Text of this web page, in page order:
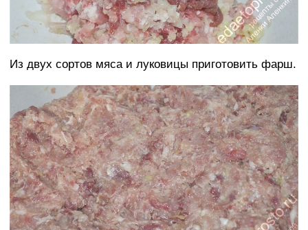
Из двух сортов мяса и луковицы приготовить фарш.